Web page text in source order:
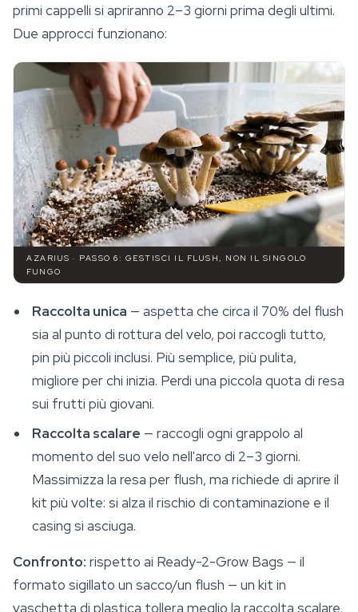
primi cappelli si apriranno 2–3 giorni prima degli ultimi.
Due approcci funzionano:
AZARIUS · PASSO 6: GESTISCI IL FLUSH, NON IL SINGOLO
FUNGO
Raccolta unica — aspetta che circa il 70% del flush
sia al punto di rottura del velo, poi raccogli tutto,
pin più piccoli inclusi. Più semplice, più pulita,
migliore per chi inizia. Perdi una piccola quota di resa
sui frutti più giovani.
Raccolta scalare — raccogli ogni grappolo al
momento del suo velo nell'arco di 2–3 giorni.
Massimizza la resa per flush, ma richiede di aprire il
kit più volte: si alza il rischio di contaminazione e il
casing si asciuga.
Confronto: rispetto ai Ready-2-Grow Bags — il
formato sigillato un sacco/un flush — un kit in
vaschetta di plastica tollera meglio la raccolta scalare,